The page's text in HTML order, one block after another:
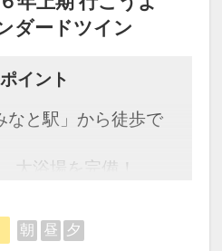
ダードツイン
イント
なと駅」から徒歩で
大浴場を完備！
朝 昼 夕